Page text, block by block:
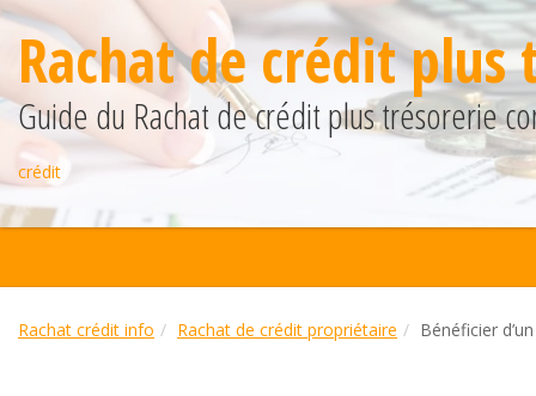
Rachat de crédit plus
Guide du Rachat de crédit plus trésorerie
crédit
Rachat crédit info Rachat de crédit propriétaire Bénéficier